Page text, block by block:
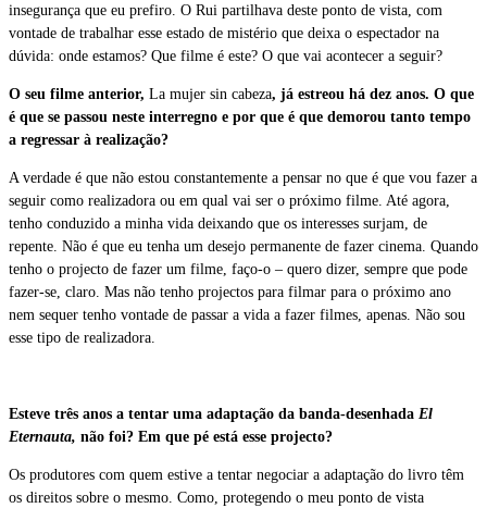
insegurança que eu prefiro. O Rui partilhava deste ponto de vista, com
vontade de trabalhar esse estado de mistério que deixa o espectador na
dúvida: onde estamos? Que filme é este? O que vai acontecer a seguir?
O seu filme anterior, La mujer sin cabeza, já estreou há dez anos. O que
é que se passou neste interregno e por que é que demorou tanto tempo
a regressar à realização?
A verdade é que não estou constantemente a pensar no que é que vou fazer a
seguir como realizadora ou em qual vai ser o próximo filme. Até agora,
tenho conduzido a minha vida deixando que os interesses surjam, de
repente. Não é que eu tenha um desejo permanente de fazer cinema. Quando
tenho o projecto de fazer um filme, faço-o – quero dizer, sempre que pode
fazer-se, claro. Mas não tenho projectos para filmar para o próximo ano
nem sequer tenho vontade de passar a vida a fazer filmes, apenas. Não sou
esse tipo de realizadora.
Esteve três anos a tentar uma adaptação da banda-desenhada El
Eternauta, não foi? Em que pé está esse projecto?
Os produtores com quem estive a tentar negociar a adaptação do livro têm
os direitos sobre o mesmo. Como, protegendo o meu ponto de vista